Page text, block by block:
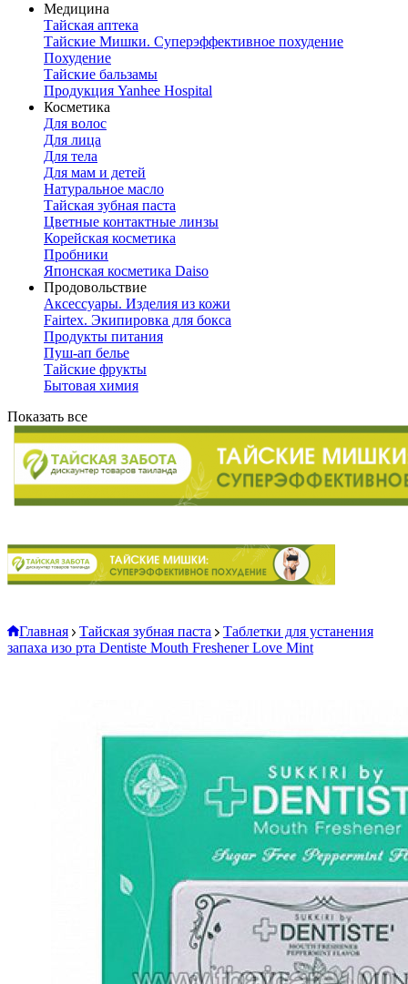
Медицина
Тайская аптека
Тайские Мишки. Суперэффективное похудение
Похудение
Тайские бальзамы
Продукция Yanhee Hospital
Косметика
Для волос
Для лица
Для тела
Для мам и детей
Натуральное масло
Тайская зубная паста
Цветные контактные линзы
Корейская косметика
Пробники
Японская косметика Daiso
Продовольствие
Аксессуары. Изделия из кожи
Fairtex. Экипировка для бокса
Продукты питания
Пуш-ап белье
Тайские фрукты
Бытовая химия
Показать все
Главная Тайская зубная паста
Таблетки для устанения
запаха изо рта Dentiste Mouth Freshener Love Mint